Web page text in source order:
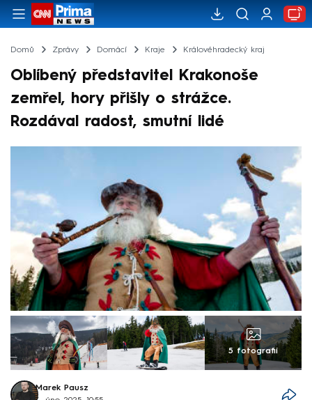
Domů Zprávy Domácí Kraje Královéhradecký kraj
Oblíbený představitel Krakonoše
zemřel, hory přišly o strážce.
Rozdával radost, smutní lidé
5 fotografií
Marek Pausz